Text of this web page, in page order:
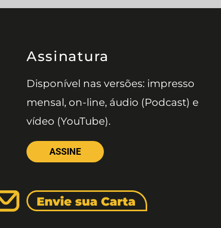
Assinatura
Disponível nas versões: impresso
mensal, on-line, áudio (Podcast) e
vídeo (YouTube).
ASSINE